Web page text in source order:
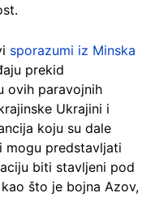
sporazumi iz Minska
prekid
ovih paravojnih
Ukrajini i
koju su dale
mogu predstavljati
biti stavljeni pod
što je bojna Azov,